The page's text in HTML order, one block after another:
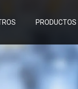
PRODUCTOS